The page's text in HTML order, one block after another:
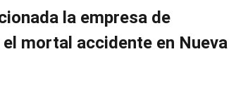
la empresa de
mortal accidente en Nueva